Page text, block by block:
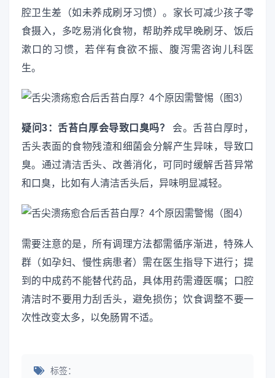
腔卫生差（如未养成刷牙习惯）。家长可减少孩子零
食摄入，多吃易消化食物，帮助养成早晚刷牙、饭后
漱口的习惯，若伴有食欲不振、腹泻需咨询儿科医
生。
疑问3：舌苔白厚会导致口臭吗？
会。舌苔白厚时，
舌头表面的食物残渣和细菌会分解产生异味，导致口
臭。通过清洁舌头、改善消化，可同时缓解舌苔异常
和口臭，比如有人清洁舌头后，异味明显减轻。
需要注意的是，所有调理方法都需循序渐进，特殊人
群（如孕妇、慢性病患者）需在医生指导下进行；提
到的中成药不能替代药品，具体用药需遵医嘱；口腔
清洁时不要用力刮舌头，避免损伤；饮食调整不要一
次性改变太多，以免肠胃不适。
标签：